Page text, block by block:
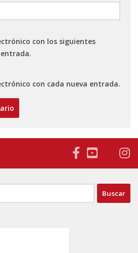
con los siguientes
con cada nueva entrada.